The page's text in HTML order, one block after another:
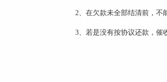
2、在欠款未全部结清前，不
3、若是没有按协议还款，催